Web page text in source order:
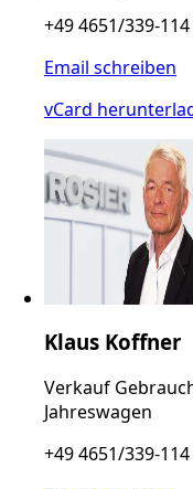
+49 4651/339-114
Email schreiben
vCard
Klaus Koffner
Verkauf
Jahreswagen
+49 4651/339-114